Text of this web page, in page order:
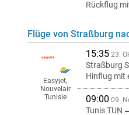
Rückflug
Flüge von Straßburg
15:35 23.
Straßburg
Hinflug mit
09:00 09.
Tunis TUN
Easyjet,
Nouvelair
Tunisie